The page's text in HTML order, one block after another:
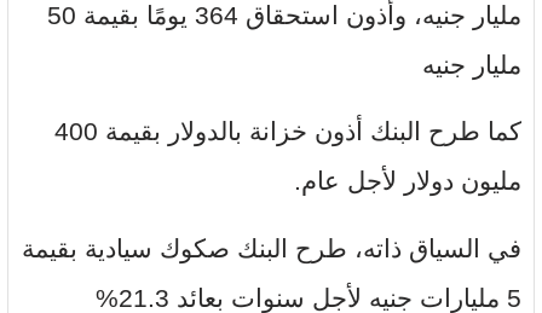
مليار جنيه، وأذون استحقاق 364 يومًا بقيمة 50
مليار جنيه
كما طرح البنك أذون خزانة بالدولار بقيمة 400
مليون دولار لأجل عام.
في السياق ذاته، طرح البنك صكوك سيادية بقيمة
5 مليارات جنيه لأجل سنوات بعائد 21.3%